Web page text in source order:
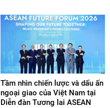
Tầm nhìn chiến lược và dấu ấn
ngoại giao của Việt Nam tại
Diễn đàn Tương lai ASEAN